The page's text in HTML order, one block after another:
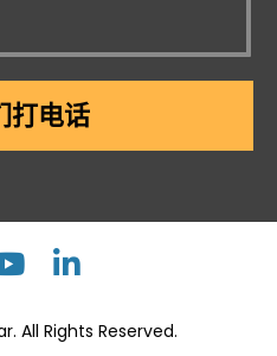
打电话
All Rights Reserved.